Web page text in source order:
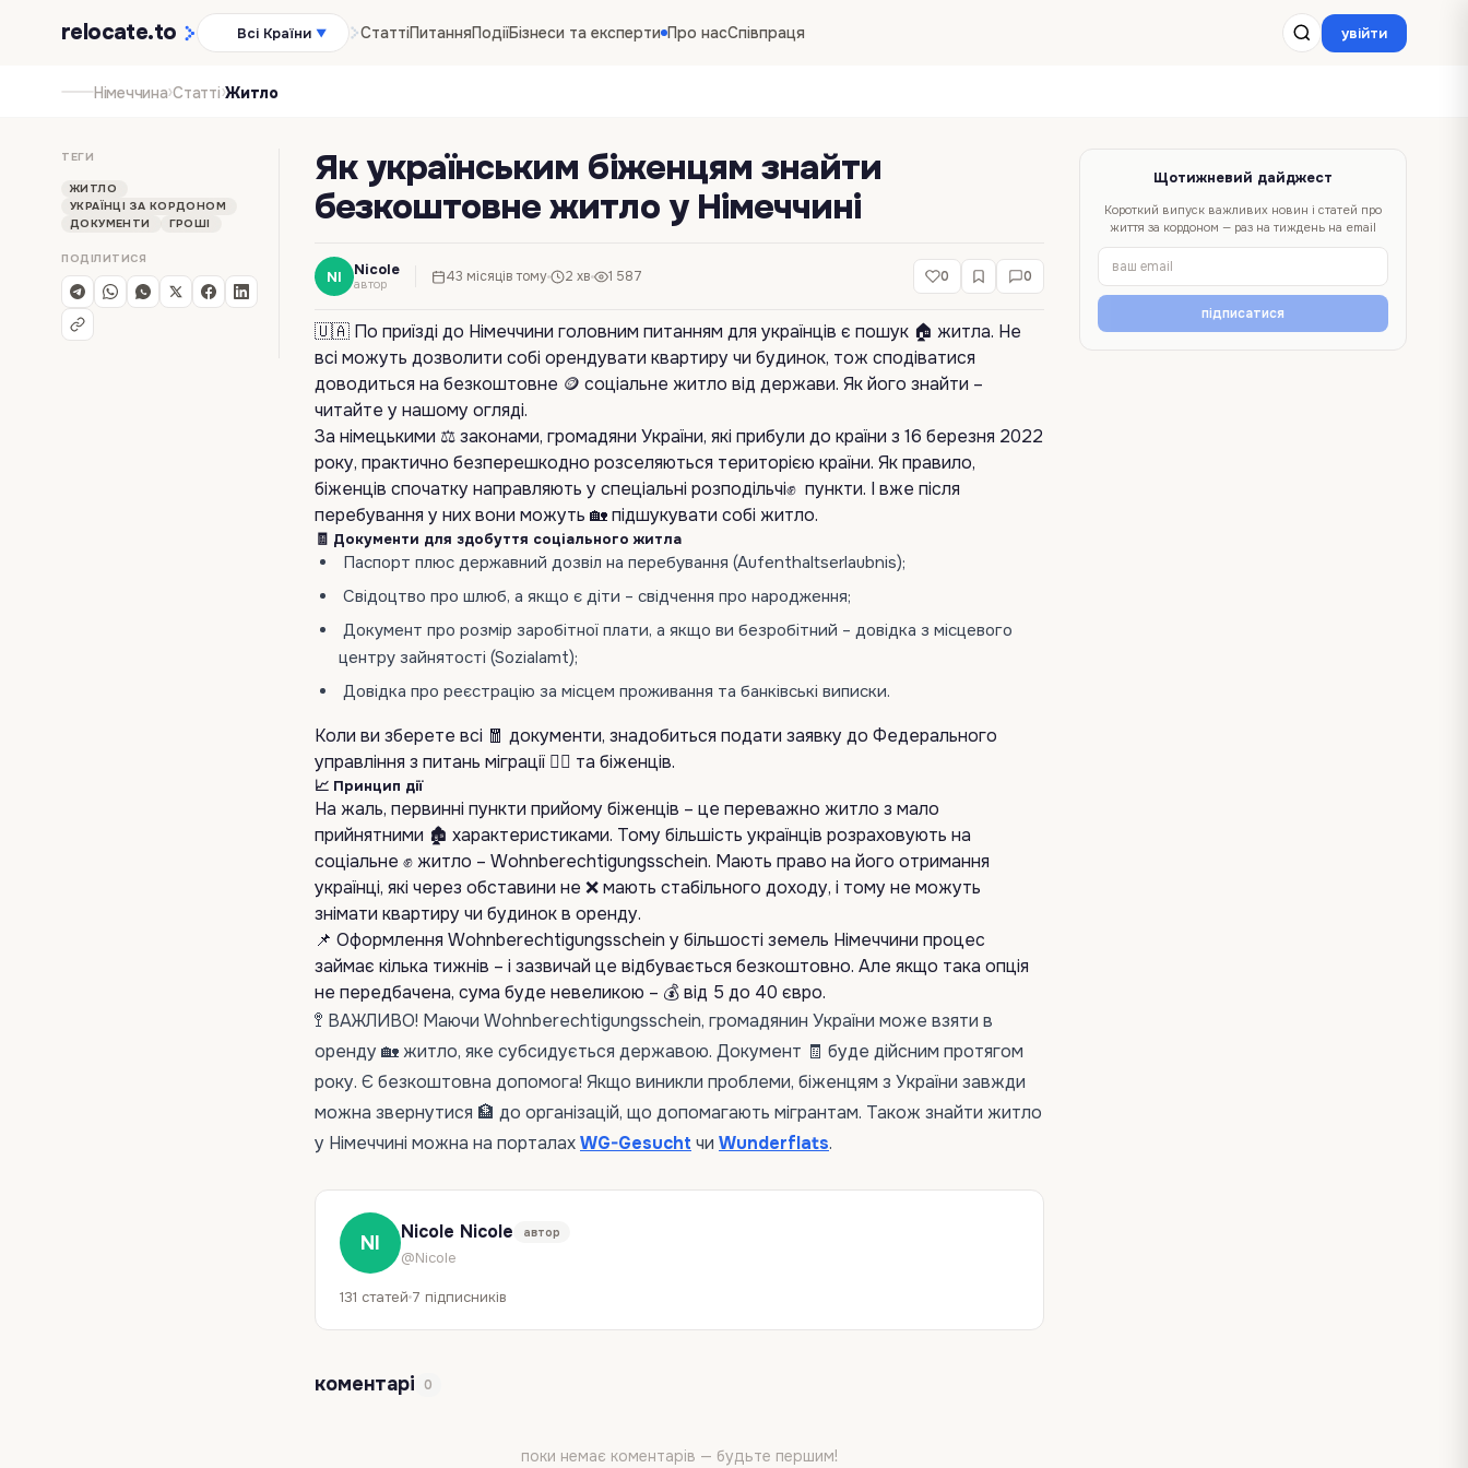
relocate.to Всі Країни ▼ СтаттіПитанняПодіїБізнеси та експерти Про насСпівпраця увійти
Німеччина›Статті›Житло
ТЕГИ
ЖИТЛО
УКРАЇНЦІ ЗА КОРДОНОМ
ДОКУМЕНТИ
ГРОШІ
ПОДІЛИТИСЯ
Як українським біженцям знайти
безкоштовне житло у Німеччині
NI Nicole
автор 43 місяців тому 2 хв 1 587 0 0
🇺🇦 По приїзді до Німеччини головним питанням для українців є пошук 🏠 житла. Не
всі можуть дозволити собі орендувати квартиру чи будинок, тож сподіватися
доводиться на безкоштовне 🪙 соціальне житло від держави. Як його знайти –
читайте у нашому огляді.
За німецькими ⚖️ законами, громадяни України, які прибули до країни з 16 березня 2022
року, практично безперешкодно розселяються територією країни. Як правило,
біженців спочатку направляють у спеціальні розподільчі✊ пункти. І вже після
перебування у них вони можуть 🏡 підшукувати собі житло.
🧾 Документи для здобуття соціального житла
Паспорт плюс державний дозвіл на перебування (Aufenthaltserlaubnis);
Свідоцтво про шлюб, а якщо є діти – свідчення про народження;
Документ про розмір заробітної плати, а якщо ви безробітний – довідка з місцевого
центру зайнятості (Sozialamt);
Довідка про реєстрацію за місцем проживання та банківські виписки.
Коли ви зберете всі 🧧 документи, знадобиться подати заявку до Федерального
управління з питань міграції 👨‍⚖️ та біженців.
📈 Принцип дії
На жаль, первинні пункти прийому біженців – це переважно житло з мало
прийнятними 🏚️ характеристиками. Тому більшість українців розраховують на
соціальне ✊ житло – Wohnberechtigungsschein. Мають право на його отримання
українці, які через обставини не ❌ мають стабільного доходу, і тому не можуть
знімати квартиру чи будинок в оренду.
📌 Оформлення Wohnberechtigungsschein у більшості земель Німеччини процес
займає кілька тижнів – і зазвичай це відбувається безкоштовно. Але якщо така опція
не передбачена, сума буде невеликою – 💰 від 5 до 40 євро.
🚏 ВАЖЛИВО! Маючи Wohnberechtigungsschein, громадянин України може взяти в
оренду 🏡 житло, яке субсидується державою. Документ 🧾 буде дійсним протягом
року. Є безкоштовна допомога! Якщо виникли проблеми, біженцям з України завжди
можна звернутися 🏦 до організацій, що допомагають мігрантам. Також знайти житло
у Німеччині можна на порталахWG-Gesucht чи Wunderflats.
NI Nicole Nicole автор
@Nicole
131 статей 7 підписників
коментарі 0
поки немає коментарів — будьте першим!
Щотижневий дайджест
Короткий випуск важливих новин і статей про
життя за кордоном — раз на тиждень на email
підписатися